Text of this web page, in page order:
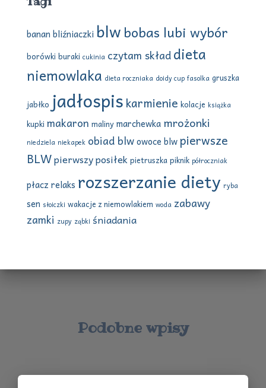
j
banan bliźniaczki blwbobas lubi wybór
borówki buraki cukinia czytam składdieta
niemowlaka dieta roczniaka doidy cup fasolka gruszka
jabłko jadłospis karmienie kolacje książka
kupki makaron malinymarchewka mrożonki
niedziela niekapek obiad blwowoce blwpierwsze
BLWpierwszy posiłekpietruszkapiknik półroczniak
płacz relaks rozszerzanie diety ryba
sen słoiczki wakacje z niemowlakiem woda zabawy
zamki zupy ząbki śniadania
Podobne wpisy